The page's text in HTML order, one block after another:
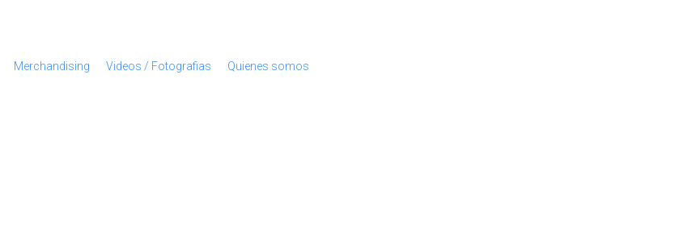
Merchandising Videos / Fotografias Quienes somos